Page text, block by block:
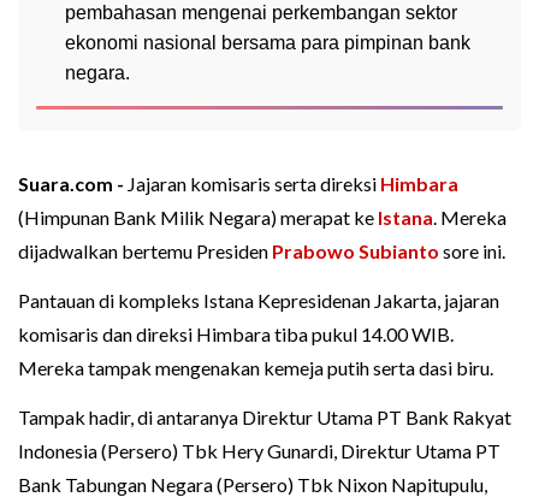
pembahasan mengenai perkembangan sektor
ekonomi nasional bersama para pimpinan bank
negara.
Suara.com - Jajaran komisaris serta direksi Himbara
(Himpunan Bank Milik Negara) merapat ke Istana. Mereka
dijadwalkan bertemu Presiden Prabowo Subianto sore ini.
Pantauan di kompleks Istana Kepresidenan Jakarta, jajaran
komisaris dan direksi Himbara tiba pukul 14.00 WIB.
Mereka tampak mengenakan kemeja putih serta dasi biru.
Tampak hadir, di antaranya Direktur Utama PT Bank Rakyat
Indonesia (Persero) Tbk Hery Gunardi, Direktur Utama PT
Bank Tabungan Negara (Persero) Tbk Nixon Napitupulu,